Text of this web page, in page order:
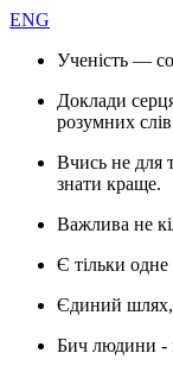
ENG
Ученість —
Доклади
розумних слів
Вчись не для
знати краще.
Важлива не
Є тільки одне
Єдиний шлях,
Бич людини -